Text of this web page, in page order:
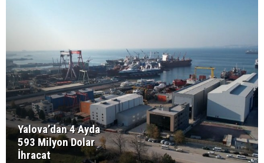
Yalova’dan 4 Ayda
593 Milyon Dolar
İhracat